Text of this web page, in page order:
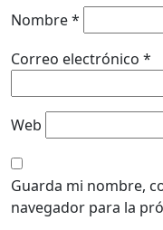
Nombre*
Correo electrónico *
Web
Guarda mi nombre,
navegador para la